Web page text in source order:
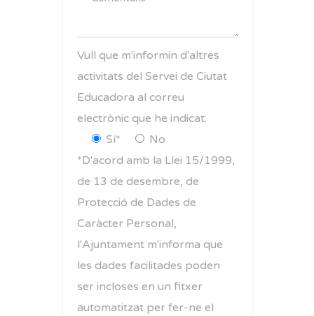
Vull que m'informin d'altres
activitats del Servei de Ciutat
Educadora al correu
electrònic que he indicat:
Sí*
No
*D'acord amb la Llei 15/1999,
de 13 de desembre, de
Protecció de Dades de
Caràcter Personal,
l'Ajuntament m'informa que
les dades facilitades poden
ser incloses en un fitxer
automatitzat per fer-ne el